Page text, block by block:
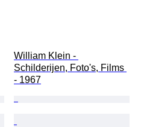
William Klein -
Schilderijen, Foto's, Films
- 1967